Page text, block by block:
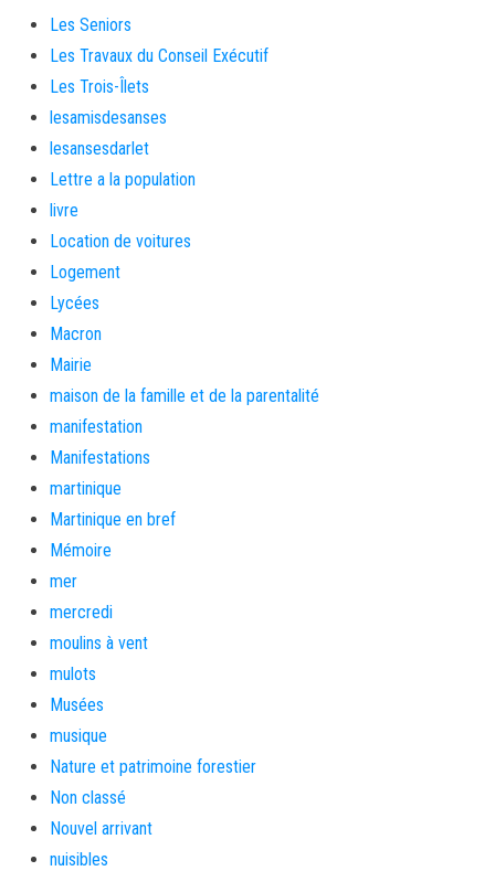
Les Seniors
Les Travaux du Conseil Exécutif
Les Trois-Îlets
lesamisdesanses
lesansesdarlet
Lettre a la population
livre
Location de voitures
Logement
Lycées
Macron
Mairie
maison de la famille et de la parentalité
manifestation
Manifestations
martinique
Martinique en bref
Mémoire
mer
mercredi
moulins à vent
mulots
Musées
musique
Nature et patrimoine forestier
Non classé
Nouvel arrivant
nuisibles